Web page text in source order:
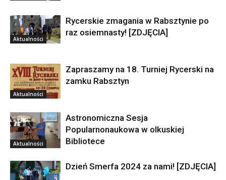
Aktualności
Rycerskie zmagania w Rabsztynie po
raz osiemnasty! [ZDJĘCIA]
Aktualności
Zapraszamy na 18. Turniej Rycerski na
zamku Rabsztyn
Aktualności
Astronomiczna Sesja
Popularnonaukowa w olkuskiej
Bibliotece
Dzień Smerfa 2024 za nami! [ZDJĘCIA]